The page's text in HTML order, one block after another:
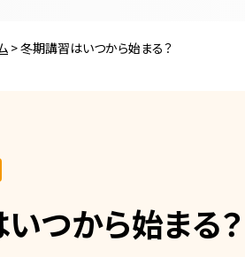
>冬期講習はいつから始まる？
つから始まる？